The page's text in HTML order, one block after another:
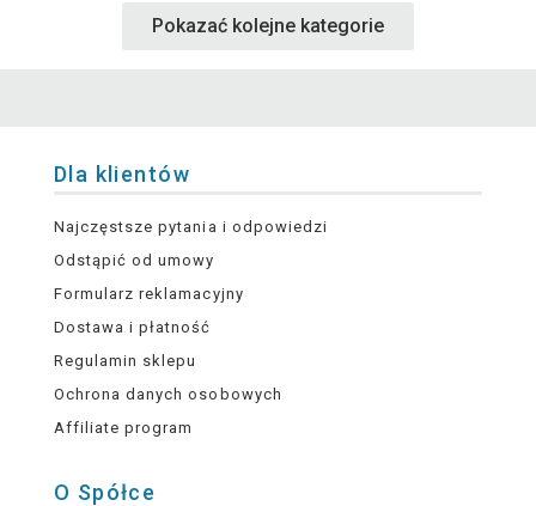
Pokazać kolejne kategorie
Dla klientów
Najczęstsze pytania i odpowiedzi
Odstąpić od umowy
Formularz reklamacyjny
Dostawa i płatność
Regulamin sklepu
Ochrona danych osobowych
Affiliate program
O Spółce